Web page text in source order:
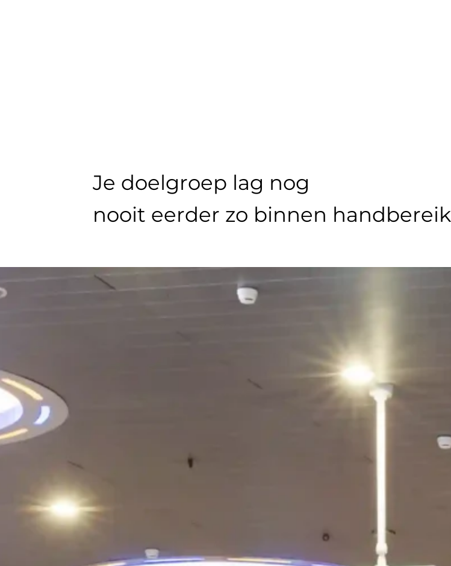
Je doelgroep lag nog
nooit eerder zo binnen handbereik